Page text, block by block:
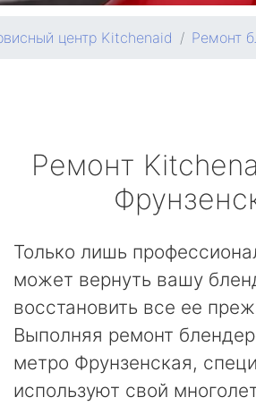
центр Kitchenaid Ремонт
Ремонт
Только лишь
может вернуть вашу
восстановить все ее
Выполняя ремонт
метро Фрунзенская,
используют свой